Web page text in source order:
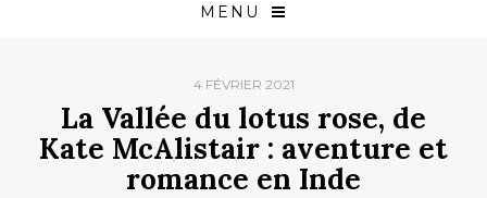
MENU
4 FÉVRIER 2021
La Vallée du lotus rose, de
Kate McAlistair : aventure et
romance en Inde